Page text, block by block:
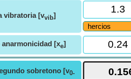
vibratoria [vvib]
[xe]
sobretono [v0-